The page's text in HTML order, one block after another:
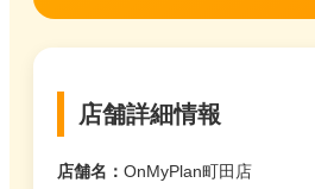
店舗詳細情報
店舗名： OnMyPlan町田店